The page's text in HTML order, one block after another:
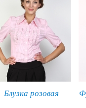
Блузка розовая